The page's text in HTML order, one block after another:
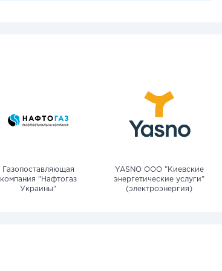
Газопоставляющая
компания "Нафтогаз
Украины"
YASNO OOO "Киевские
энергетические услуги"
(электроэнергия)